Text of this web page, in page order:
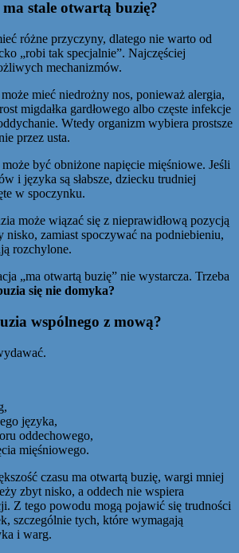
stale otwartą buzię?
różne przyczyny, dlatego nie warto od
„robi tak specjalnie”. Najczęściej
mechanizmów.
mieć niedrożny nos, ponieważ alergia,
migdałka gardłowego albo częste infekcje
Wtedy organizm wybiera prostsze
przez usta.
być obniżone napięcie mięśniowe. Jeśli
i języka są słabsze, dziecku trudniej
w spoczynku.
może wiązać się z nieprawidłową pozycją
zamiast spoczywać na podniebieniu,
rozchylone.
„ma otwartą buzię” nie wystarcza. Trzeba
się nie domyka?
wspólnego z mową?
języka,
oddechowego,
mięśniowego.
czasu ma otwartą buzię, wargi mniej
zbyt nisko, a oddech nie wspiera
Z tego powodu mogą pojawić się trudności
szczególnie tych, które wymagają
i warg.